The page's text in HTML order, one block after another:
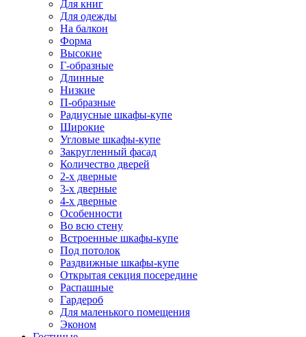
Для книг
Для одежды
На балкон
Форма
Высокие
Г-образные
Длинные
Низкие
П-образные
Радиусные шкафы-купе
Широкие
Угловые шкафы-купе
Закругленный фасад
Количество дверей
2-х дверные
3-х дверные
4-х дверные
Особенности
Во всю стену
Встроенные шкафы-купе
Под потолок
Раздвижные шкафы-купе
Открытая секция посередине
Распашные
Гардероб
Для маленького помещения
Эконом